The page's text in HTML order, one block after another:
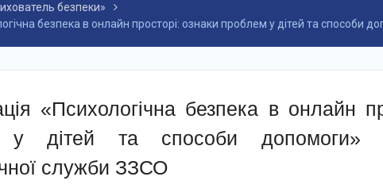
безпеки»
безпека в онлайн просторі: ознаки проблем у дітей та способи
«Психологічна безпека в онлайн
у дітей та способи допомоги»
служби ЗЗСО